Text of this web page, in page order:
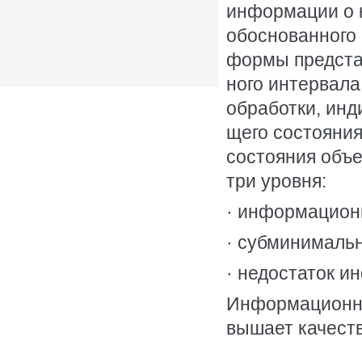
информации о
формы
ного
обработки,
щего
состояния
три уровня:
·
·
· недостаток
вышает